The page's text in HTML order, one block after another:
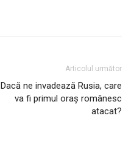
Articolul următor
Dacă ne invadează Rusia, care
va fi primul oraș românesc
atacat?